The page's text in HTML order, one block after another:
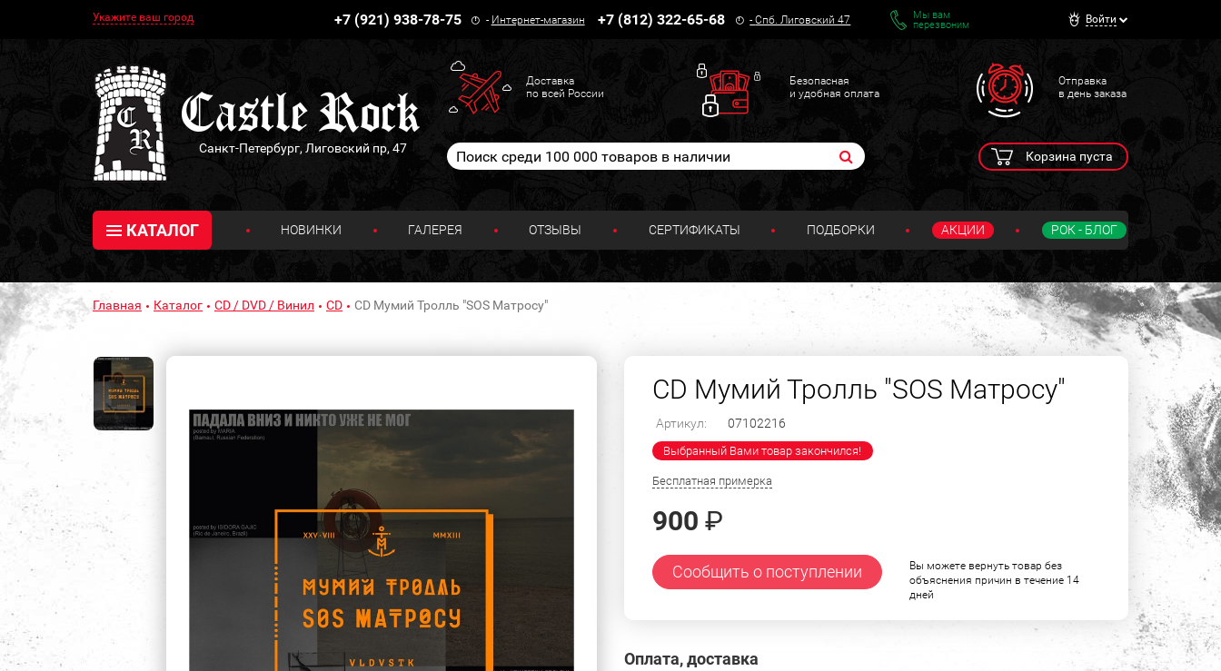
Укажите ваш город +7 (921) 938-78-75 - Интернет-магазин +7 (812) 322-65-68 -Спб. Лиговский 47
Мы вам
перезвоним
Войти
Санкт-Петербург, Лиговский пр, 47
Доставка
по всей России
Безопасная
и удобная оплата
Отправка
в день заказа
Корзина пуста
КАТАЛОГ НОВИНКИ ГАЛЕРЕЯ ОТЗЫВЫ СЕРТИФИКАТЫ ПОДБОРКИ АКЦИИ РОК - БЛОГ
Главная Каталог CD / DVD / Винил CD CD Мумий Тролль "SOS Матросу"
CD Мумий Тролль "SOS Матросу"
Артикул: 07102216
Выбранный Вами товар закончился!
Бесплатная примерка
900 ₽
Сообщить о поступлении
Вы можете вернуть товар без
объяснения причин в течение 14
дней
Оплата, доставка